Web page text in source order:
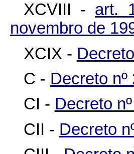
XCVIII - art.
novembro de
XCIX -
C - Decreto
CI - Decreto
CII - Decreto